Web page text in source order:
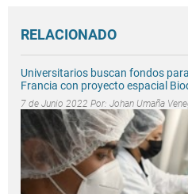
RELACIONADO
Universitarios buscan fondos
Francia con proyecto espacial
7 de Junio 2022 Por: Johan Umaña